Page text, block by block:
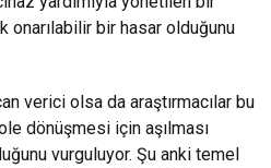
onarılabilir bir hasar olduğunu
verici olsa da araştırmacılar bu
dönüşmesi için aşılması
vurguluyor. Şu anki temel